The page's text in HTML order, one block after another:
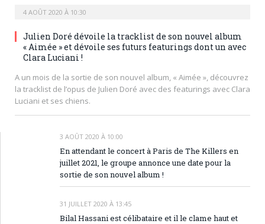
4 AOÛT 2020 À 10:30
Julien Doré dévoile la tracklist de son nouvel album
« Aimée » et dévoile ses futurs featurings dont un avec
Clara Luciani !
A un mois de la sortie de son nouvel album, « Aimée », découvrez
la tracklist de l’opus de Julien Doré avec des featurings avec Clara
Luciani et ses chiens.
3 AOÛT 2020 À 10:00
En attendant le concert à Paris de The Killers en
juillet 2021, le groupe annonce une date pour la
sortie de son nouvel album !
31 JUILLET 2020 À 13:45
Bilal Hassani est célibataire et il le clame haut et